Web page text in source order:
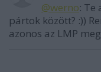
@werno: Te
pártok között? :))
azonos az LMP